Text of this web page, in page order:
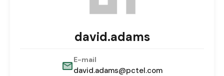
david.adams
E-mail
david.adams@pctel.com